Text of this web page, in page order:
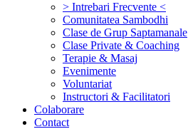
> Intrebari Frecvente <
Comunitatea Sambodhi
Clase de Grup Saptamanale
Clase Private & Coaching
Terapie & Masaj
‎Evenimente
Voluntariat
‏‏‎Instructori & Facilitatori
Colaborare
Contact